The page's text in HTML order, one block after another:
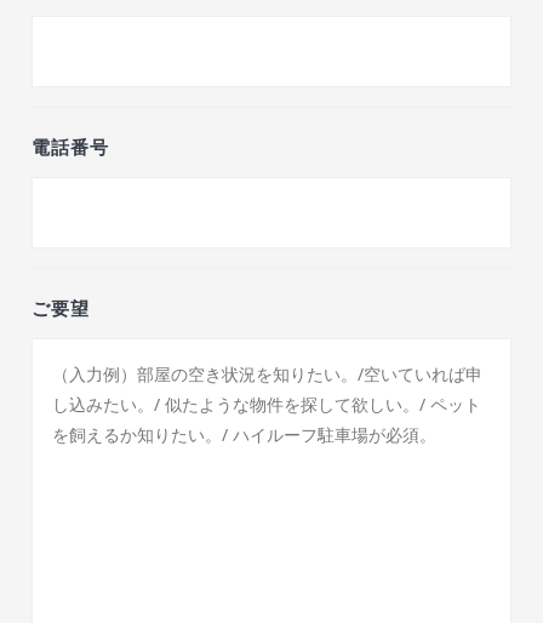
電話番号
ご要望